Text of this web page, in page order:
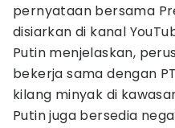
pernyataan bersama
disiarkan di kanal
Putin menjelaskan,
bekerja sama dengan
kilang minyak di
Putin juga bersedia